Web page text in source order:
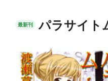
最新刊 パラサイト